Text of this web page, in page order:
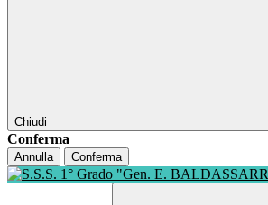
Chiudi
Conferma
Annulla Conferma